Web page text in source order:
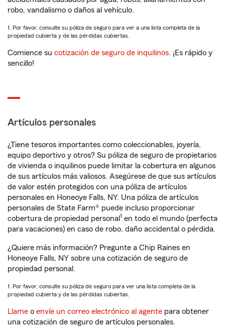
robo, vandalismo o daños al vehículo.
1. Por favor, consulte su póliza de seguro para ver a una lista completa de la
propiedad cubierta y de las pérdidas cubiertas.
Comience su cotización de seguro de inquilinos. ¡Es rápido y
sencillo!
Artículos personales
¿Tiene tesoros importantes como coleccionables, joyería,
equipo deportivo y otros? Su póliza de seguro de propietarios
de vivienda o inquilinos puede limitar la cobertura en algunos
de sus artículos más valiosos. Asegúrese de que sus artículos
de valor estén protegidos con una póliza de artículos
personales en Honeoye Falls, NY. Una póliza de artículos
personales de State Farm® puede incluso proporcionar
cobertura de propiedad personal 1 en todo el mundo (perfecta
para vacaciones) en caso de robo, daño accidental o pérdida.
¿Quiere más información? Pregunte a Chip Raines en
Honeoye Falls, NY sobre una cotización de seguro de
propiedad personal.
1. Por favor, consulte su póliza de seguro para ver una lista completa de la
propiedad cubierta y de las pérdidas cubiertas.
Llame o envíe un correo electrónico al agente para obtener
una cotización de seguro de artículos personales.